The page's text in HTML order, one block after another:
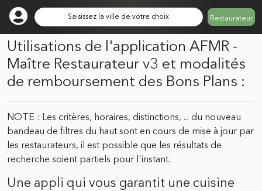
Saisissez la ville de votre choix Restaurateur
Utilisations de l'application AFMR -
Maître Restaurateur v3 et modalités
de remboursement des Bons Plans :
NOTE : Les critères, horaires, distinctions, ... du nouveau
bandeau de filtres du haut sont en cours de mise à jour par
les restaurateurs, il est possible que les résultats de
recherche soient partiels pour l'instant.
Une appli qui vous garantit une cuisine